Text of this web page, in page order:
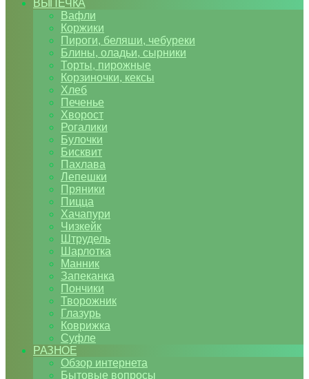
ВЫПЕЧКА
Вафли
Коржики
Пироги, беляши, чебуреки
Блины, оладьи, сырники
Торты, пирожные
Корзиночки, кексы
Хлеб
Печенье
Хворост
Рогалики
Булочки
Бисквит
Пахлава
Лепешки
Пряники
Пицца
Хачапури
Чизкейк
Штрудель
Шарлотка
Манник
Запеканка
Пончики
Творожник
Глазурь
Коврижка
Суфле
РАЗНОЕ
Обзор интернета
Бытовые вопросы